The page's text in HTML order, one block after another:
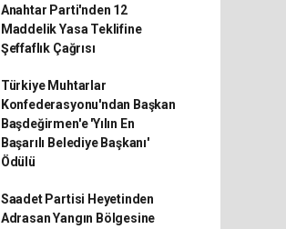
Anahtar Parti'nden 12
Maddelik Yasa Teklifine
Şeffaflık Çağrısı
Türkiye Muhtarlar
Konfederasyonu'ndan Başkan
Başdeğirmen'e 'Yılın En
Başarılı Belediye Başkanı'
Ödülü
Saadet Partisi Heyetinden
Adrasan Yangın Bölgesine